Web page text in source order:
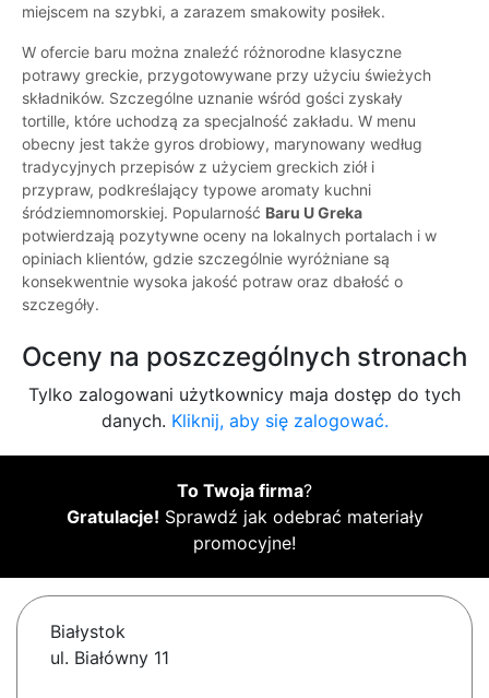
miejscem na szybki, a zarazem smakowity posiłek.
W ofercie baru można znaleźć różnorodne klasyczne
potrawy greckie, przygotowywane przy użyciu świeżych
składników. Szczególne uznanie wśród gości zyskały
tortille, które uchodzą za specjalność zakładu. W menu
obecny jest także gyros drobiowy, marynowany według
tradycyjnych przepisów z użyciem greckich ziół i
przypraw, podkreślający typowe aromaty kuchni
śródziemnomorskiej. Popularność Baru U Greka
potwierdzają pozytywne oceny na lokalnych portalach i w
opiniach klientów, gdzie szczególnie wyróżniane są
konsekwentnie wysoka jakość potraw oraz dbałość o
szczegóły.
Oceny na poszczególnych stronach
Tylko zalogowani użytkownicy maja dostęp do tych
danych. Kliknij, aby się zalogować.
To Twoja firma?
Gratulacje! Sprawdź jak odebrać materiały
promocyjne!
Białystok
ul. Białówny 11